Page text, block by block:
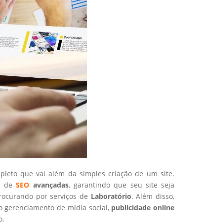
que vai além da simples criação de um site.
deSEO avançadas, garantindo que seu site seja
por serviços de Laboratório. Além disso,
gerenciamento de mídia social, publicidade online